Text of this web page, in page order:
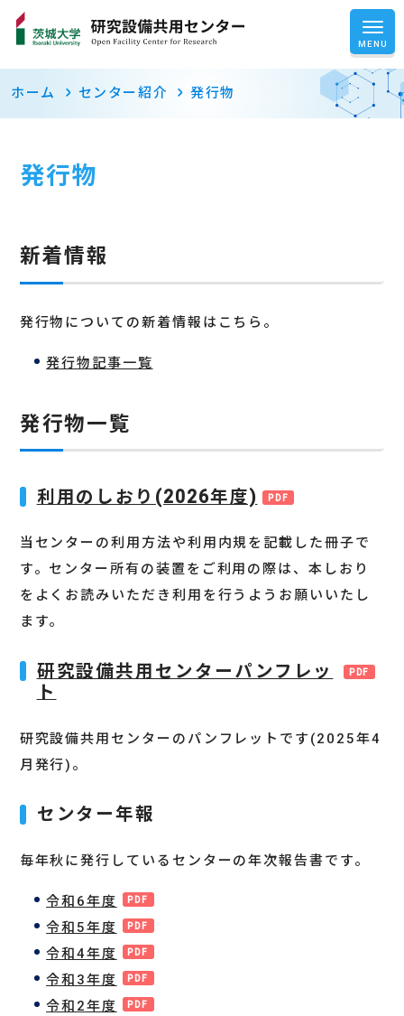
ホーム センター紹介 発行物
発行物
新着情報
発行物についての新着情報はこちら。
発行物記事一覧
発行物一覧
利用のしおり(2026年度)
当センターの利用方法や利用内規を記載した冊子で
す。センター所有の装置をご利用の際は、本しおり
をよくお読みいただき利用を行うようお願いいたし
ます。
研究設備共用センターパンフレッ
ト
研究設備共用センターのパンフレットです(2025年4
月発行)。
センター年報
毎年秋に発行しているセンターの年次報告書です。
令和6年度
令和5年度
令和4年度
令和3年度
令和2年度